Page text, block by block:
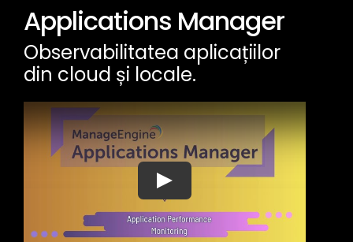
Applications Manager
Observabilitatea aplicațiilor
din cloud și locale.